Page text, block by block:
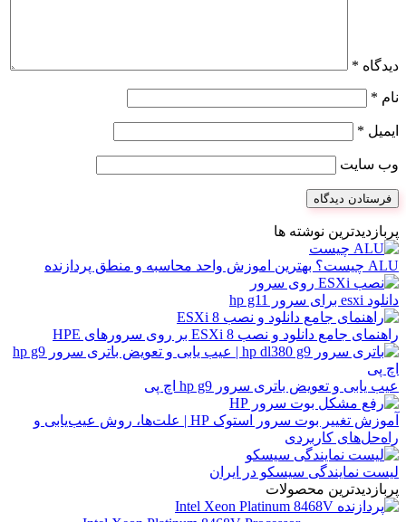
دیدگاه *
نام *
ایمیل *
وب‌ سایت
پربازدیدترین نوشته ها
ALU چیست؟ بهترین اموزش واحد محاسبه و منطق پردازنده
دانلود esxi برای سرور hp g11
راهنمای جامع دانلود و نصب ESXi 8 بر روی سرورهای HPE
عیب یابی و تعویض باتری سرور hp g9 اچ پی
آموزش تغییر بوت سرور استوک HP | علت‌ها، روش عیب‌یابی و
راه‌حل‌های کاربردی
لیست نمایندگی سیسکو در ایران
پربازدیدترین محصولات